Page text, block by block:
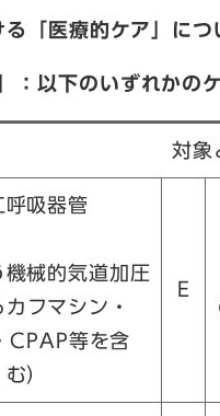
「医療的ケア」につ
：以下のいずれかの
対象
呼吸器管
機械的気道加圧
フマシン・
CPAP等を含
む）
E